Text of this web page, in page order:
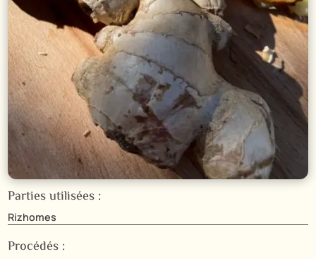
Parties utilisées :
Rizhomes
Procédés :